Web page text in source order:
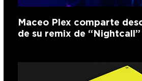
Maceo Plex comparte
de su remix de “Nightcall”